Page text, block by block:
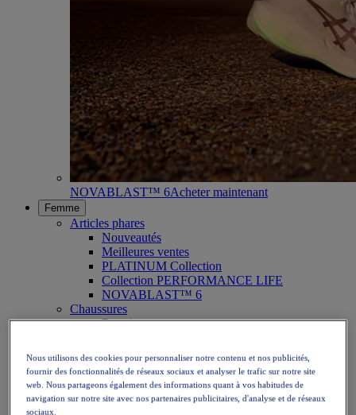
NOVABLAST™ 6Acheter maintenant
Femme
Articles phares
Nouveautés
Meilleures ventes
PLATINUM Collection
Collection PERFORMANCE LIFE
NOVABLAST™ 6
Chaussures
Running
Tennis
Volley
Handball
Padel
Nous utilisons des cookies pour personnaliser notre contenu et nos publicités,
fournir des fonctionnalités de réseaux sociaux et analyser le trafic sur notre site
web. Nous partageons également des informations quant à vos habitudes de
navigation sur notre site avec nos partenaires publicitaires, d'analyse et de réseaux
sociaux.